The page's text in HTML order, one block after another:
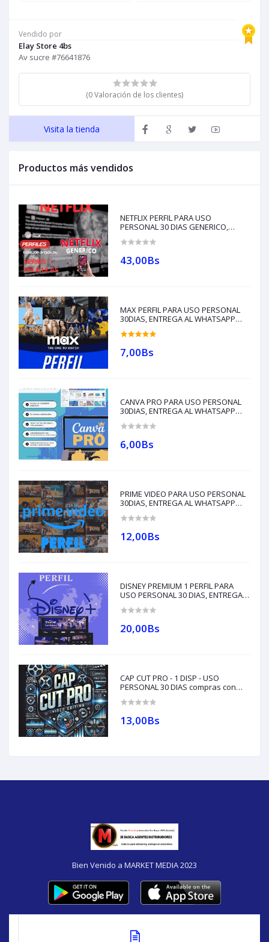
Vendido por
Elay Store 4bs
Av sucre #76641876
(0 Valoración de los clientes)
Visita la tienda
Productos más vendidos
NETFLIX PERFIL PARA USO
PERSONAL 30 DIAS GENERICO,
76641876 (compras con créditos)
43,00Bs
MAX PERFIL PARA USO PERSONAL
30DIAS, ENTREGA AL WHATSAPP
+591 76641876 (compras solo con
créditos)
7,00Bs
CANVA PRO PARA USO PERSONAL
30DIAS, ENTREGA AL WHATSAPP
créditos)
6,00Bs
PRIME VIDEO PARA USO PERSONAL
30DIAS, ENTREGA AL WHATSAPP
créditos)
12,00Bs
DISNEY PREMIUM 1 PERFIL PARA
USO PERSONAL 30 DIAS, ENTREGA
76641876(compras con créditos)
20,00Bs
CAP CUT PRO - 1 DISP - USO
PERSONAL 30 DIAS compras con
+591 76641876)
13,00Bs
Bien Venido a MARKET MEDIA 2023